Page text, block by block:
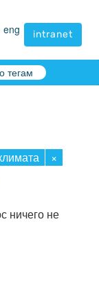
eng intranet
eng intranet
тегам
×
ничего не